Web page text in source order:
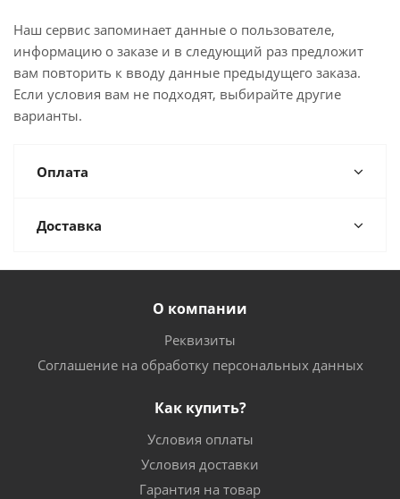
Наш сервис запоминает данные о пользователе,
информацию о заказе и в следующий раз предложит
вам повторить к вводу данные предыдущего заказа.
Если условия вам не подходят, выбирайте другие
варианты.
Оплата
Доставка
О компании
Реквизиты
Соглашение на обработку персональных данных
Как купить?
Условия оплаты
Условия доставки
Гарантия на товар